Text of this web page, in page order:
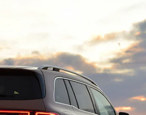
電気